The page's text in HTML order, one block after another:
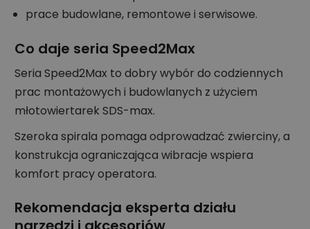
prace budowlane, remontowe i serwisowe.
Co daje seria Speed2Max
Seria Speed2Max to dobry wybór do codziennych
prac montażowych i budowlanych z użyciem
młotowiertarek SDS-max.
Szeroka spirala pomaga odprowadzać zwierciny, a
konstrukcja ograniczająca wibracje wspiera
komfort pracy operatora.
Rekomendacja eksperta działu